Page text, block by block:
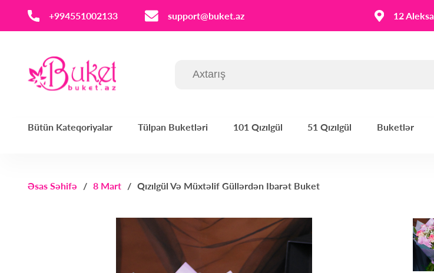
‪+994551002133‬ support@buket.az 12
Bütün Kateqoriyalar Tülpan Buketləri 101 Qızılgül 51 Qızılgül Buketlər
Əsas Səhifə 8 Mart Qızılgül Və Müxtəlif Güllərdən Ibarət Buket